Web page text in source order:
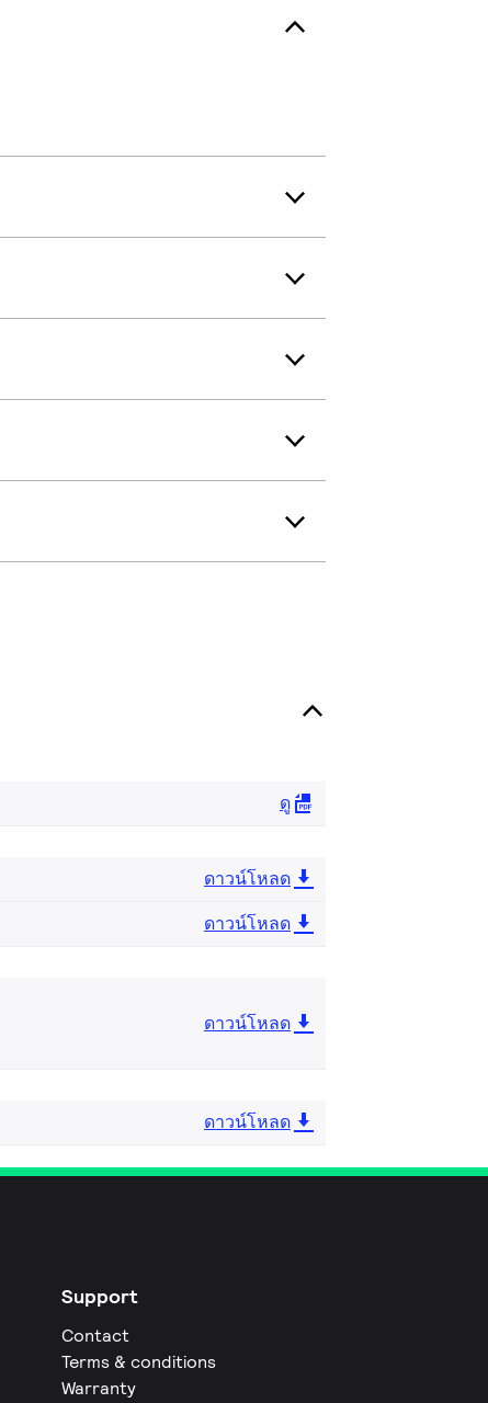
ดู
ดาวน์โหลด
ดาวน์โหลด
ดาวน์โหลด
ดาวน์โหลด
Support
Contact
Terms & conditions
Warranty